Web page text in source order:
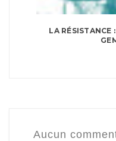
LA RÉSISTANCE
Aucun